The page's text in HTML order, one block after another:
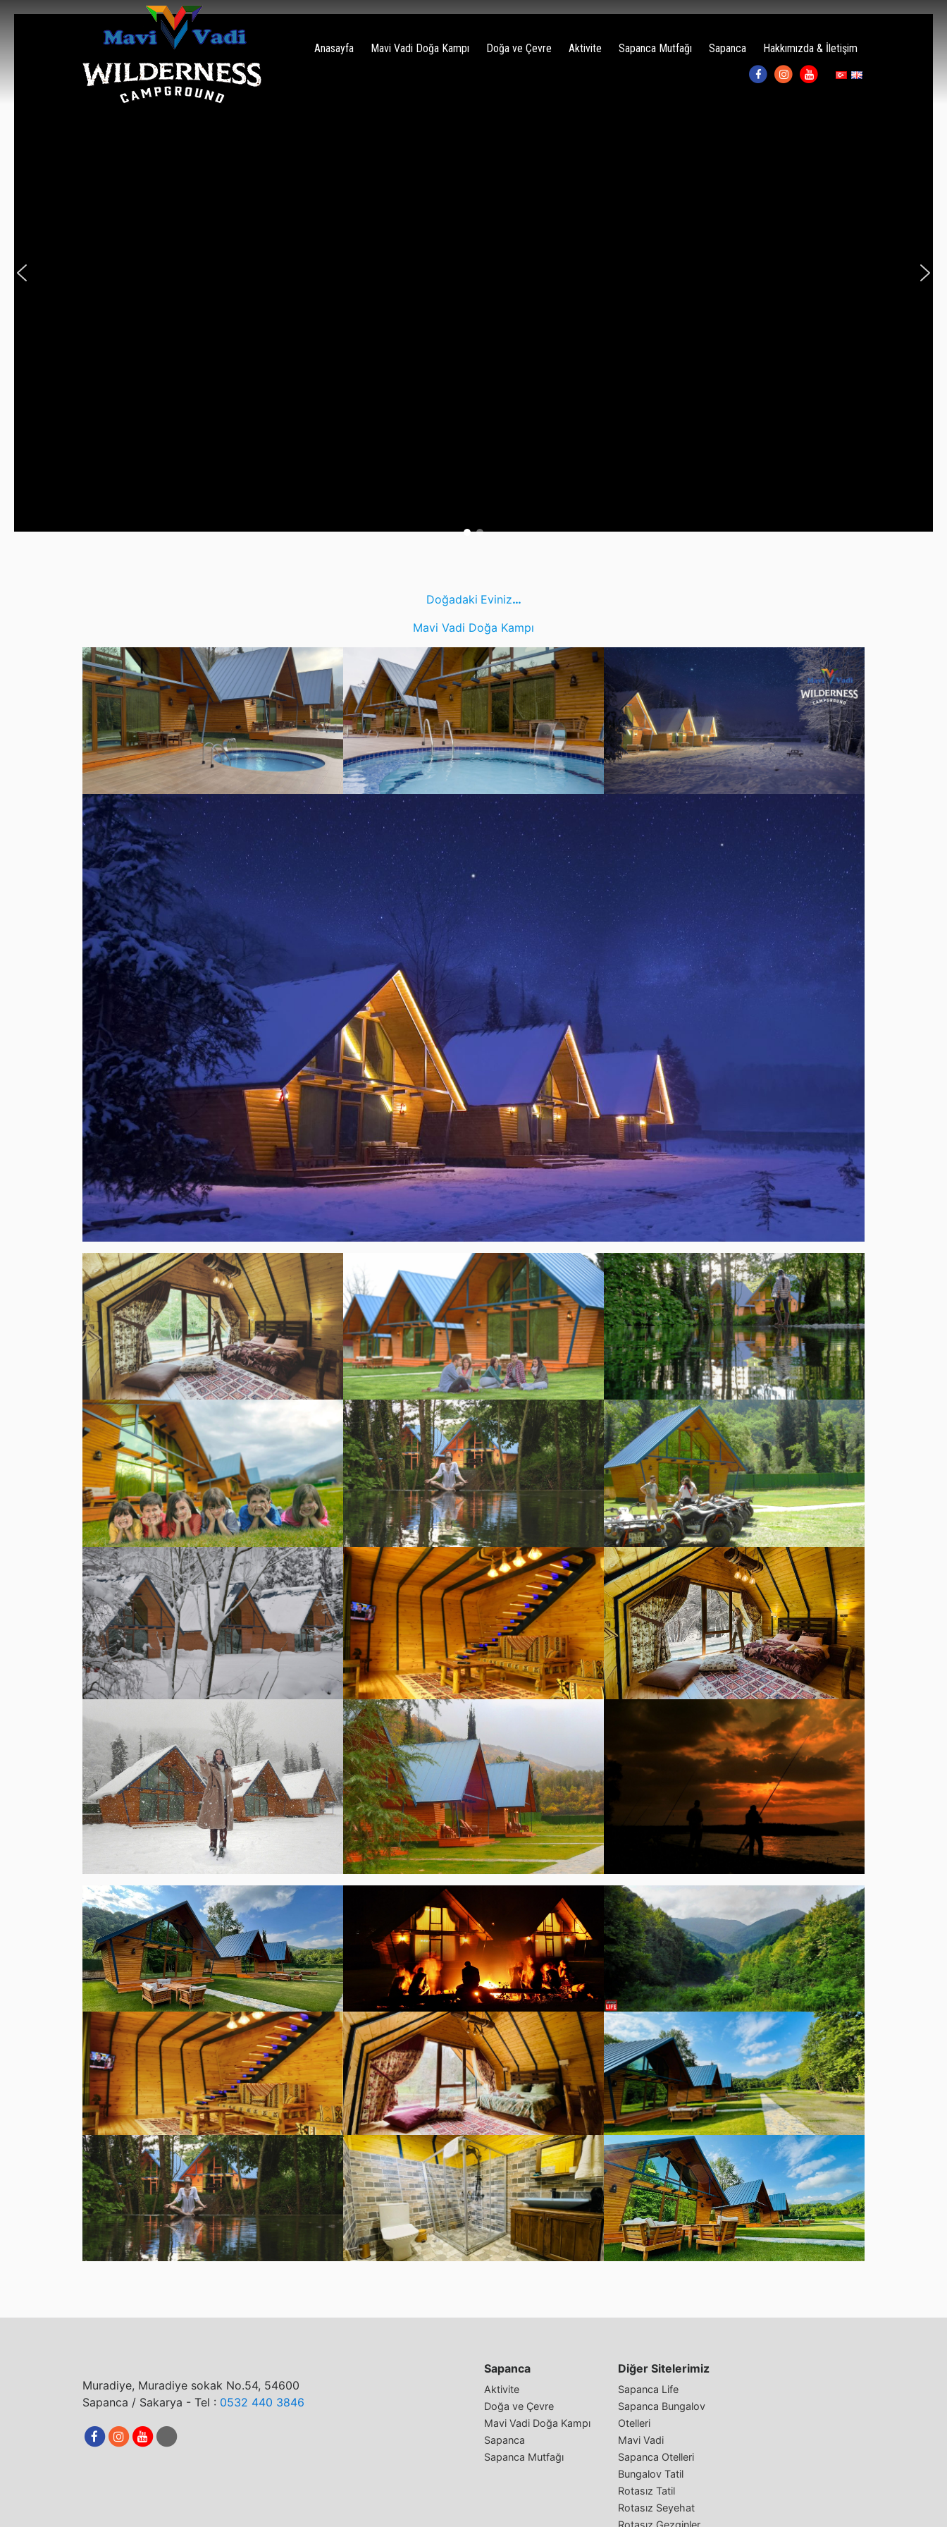
Anasayfa Mavi Vadi Doğa Kampı Doğa ve Çevre Aktivite Sapanca Mutfağı Sapanca Hakkımızda & İletişim
Doğadaki Eviniz…
Mavi Vadi Doğa Kampı
Muradiye, Muradiye sokak No.54, 54600
Sapanca / Sakarya - Tel : 0532 440 3846
Sapanca
Aktivite
Doğa ve Çevre
Mavi Vadi Doğa Kampı
Sapanca
Sapanca Mutfağı
Diğer Sitelerimiz
Sapanca Life
Sapanca Bungalov
Otelleri
Mavi Vadi
Sapanca Otelleri
Bungalov Tatil
Rotasız Tatil
Rotasız Seyehat
Rotasız Gezginler